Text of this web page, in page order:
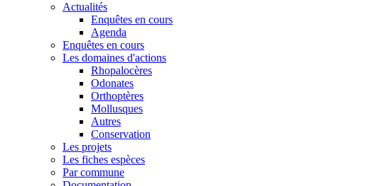
Actualités
Enquêtes en cours
Agenda
Enquêtes en cours
Les domaines d'actions
Rhopalocères
Odonates
Orthoptères
Mollusques
Autres
Conservation
Les projets
Les fiches espèces
Par commune